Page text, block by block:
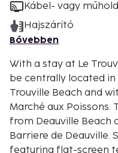
Kábel- vagy
Hajszárító
Bővebben
With a stay at Le
be centrally located
Trouville Beach and
Marché aux Poissons. This hotel is 1.7 mi (2.7 km)
from Deauville Beach
Barriere de Deauville.
featuring flat-screen